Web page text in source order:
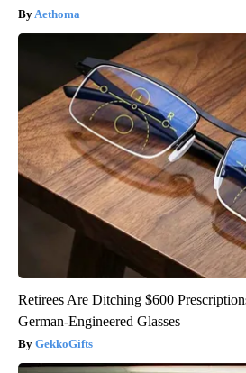
Aethoma
Retirees Are Ditching $600
German-Engineered Glasses
GekkoGifts